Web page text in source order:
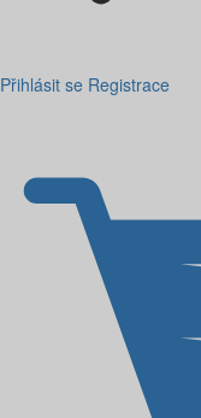
Přihlásit se Registrace